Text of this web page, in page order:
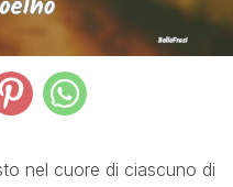
nel cuore di ciascuno di